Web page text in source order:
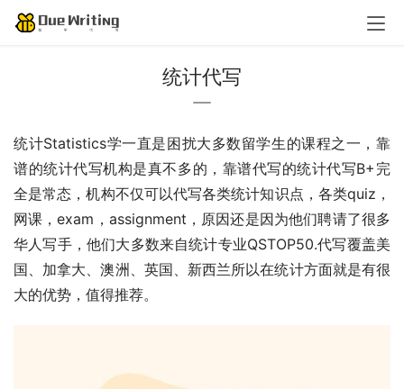
统计代写
统计Statistics学一直是困扰大多数留学生的课程之一，靠
谱的统计代写机构是真不多的，靠谱代写的统计代写B+完
全是常态，机构不仅可以代写各类统计知识点，各类quiz，
网课，exam，assignment，原因还是因为他们聘请了很多
华人写手，他们大多数来自统计专业QSTOP50.代写覆盖美
国、加拿大、澳洲、英国、新西兰所以在统计方面就是有很
大的优势，值得推荐。